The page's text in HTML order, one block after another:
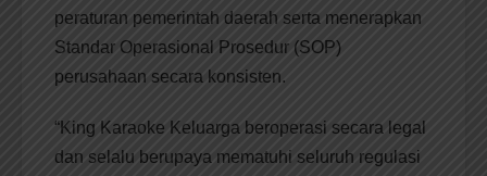
peraturan pemerintah daerah serta menerapkan
Standar Operasional Prosedur (SOP)
perusahaan secara konsisten.
“King Karaoke Keluarga beroperasi secara legal
dan selalu berupaya mematuhi seluruh regulasi